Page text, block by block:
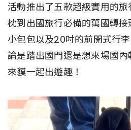
活動推出了五款超級實用的
枕到出國旅行必備的萬國轉
小包包以及20吋的前開式行
論是踏出國門還是想來場國
來貘一起出遊趣！